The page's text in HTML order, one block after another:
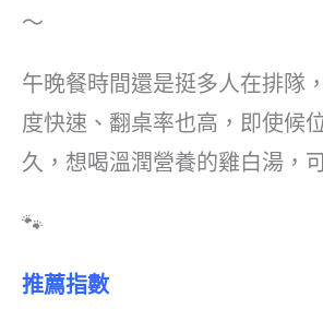
～
午晚餐時間還是挺多人在排隊
度快速、翻桌率也高，即使候
久，想喝溫潤營養的雞白湯，
🐾
推薦指數